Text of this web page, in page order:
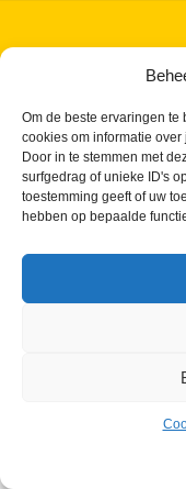
Om de beste ervaringen
cookies om informatie
Door in te stemmen met
surfgedrag of unieke ID's
toestemming geeft of uw
hebben op bepaalde